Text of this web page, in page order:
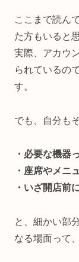
ここまで読ん
た方もいると
実際、アカウ
られているの
す。
でも、自分も
・必要な機器
・座席やメニ
・いざ開店前
と、細かい部
なる場面って